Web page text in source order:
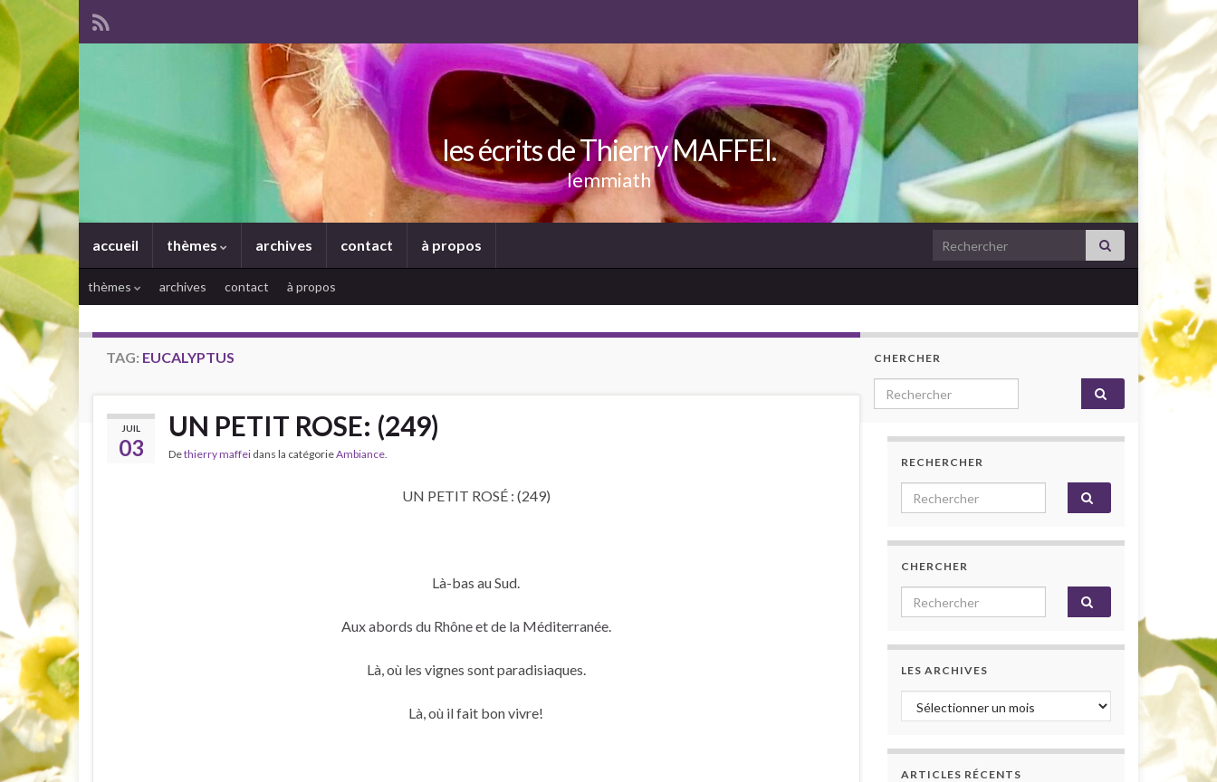
les écrits de Thierry MAFFEI.
lemmiath
accueil thèmes archives contact à propos Search for:
thèmes archives contact à propos
TAG: EUCALYPTUS
JUIL
03
UN PETIT ROSE: (249)
Dethierry maffei dans la catégorieAmbiance.
UN PETIT ROSÉ : (249)
Là-bas au Sud.
Aux abords du Rhône et de la Méditerranée.
Là, où les vignes sont paradisiaques.
Là, où il fait bon vivre!
CHERCHER
Search for:
RECHERCHER
Search for:
CHERCHER
Search for:
LES ARCHIVES
Les archives
ARTICLES RÉCENTS